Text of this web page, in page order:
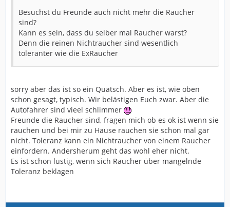
Besuchst du Freunde auch nicht mehr die Raucher
sind?
Kann es sein, dass du selber mal Raucher warst?
Denn die reinen Nichtraucher sind wesentlich
toleranter wie die ExRaucher
sorry aber das ist so ein Quatsch. Aber es ist, wie oben
schon gesagt, typisch. Wir belästigen Euch zwar. Aber die
Autofahrer sind vieel schlimmer
Freunde die Raucher sind, fragen mich ob es ok ist wenn sie
rauchen und bei mir zu Hause rauchen sie schon mal gar
nicht. Toleranz kann ein Nichtraucher von einem Raucher
einfordern. Andersherum geht das wohl eher nicht.
Es ist schon lustig, wenn sich Raucher über mangelnde
Toleranz beklagen